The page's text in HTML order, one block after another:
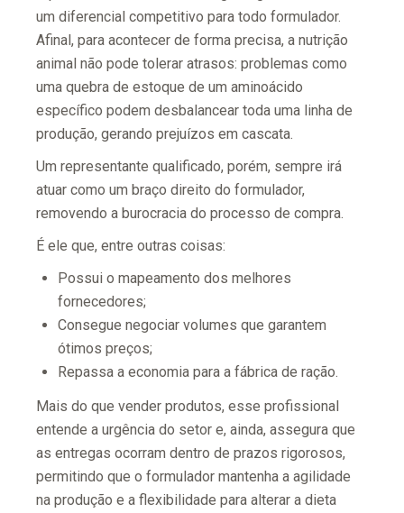
um diferencial competitivo para todo formulador.
Afinal, para acontecer de forma precisa, a nutrição
animal não pode tolerar atrasos: problemas como
uma quebra de estoque de um aminoácido
específico podem desbalancear toda uma linha de
produção, gerando prejuízos em cascata.
Um representante qualificado, porém, sempre irá
atuar como um braço direito do formulador,
removendo a burocracia do processo de compra.
É ele que, entre outras coisas:
Possui o mapeamento dos melhores
fornecedores;
Consegue negociar volumes que garantem
ótimos preços;
Repassa a economia para a fábrica de ração.
Mais do que vender produtos, esse profissional
entende a urgência do setor e, ainda, assegura que
as entregas ocorram dentro de prazos rigorosos,
permitindo que o formulador mantenha a agilidade
na produção e a flexibilidade para alterar a dieta